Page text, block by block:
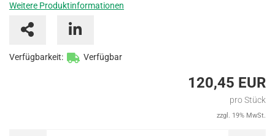
Weitere Produktinformationen
Verfügbarkeit: Verfügbar
120,45 EUR
pro Stück
zzgl. 19% MwSt.